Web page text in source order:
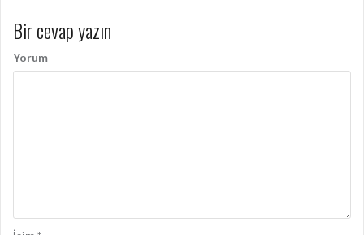
ı
d
o
Bir cevap yazın
Yorum